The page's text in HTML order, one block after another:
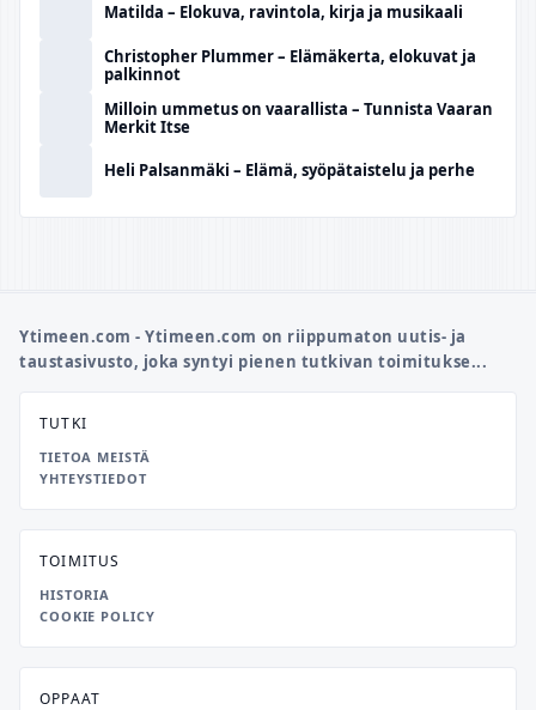
Matilda – Elokuva, ravintola, kirja ja musikaali
Christopher Plummer – Elämäkerta, elokuvat ja
palkinnot
Milloin ummetus on vaarallista – Tunnista Vaaran
Merkit Itse
Heli Palsanmäki – Elämä, syöpätaistelu ja perhe
Ytimeen.com - Ytimeen.com on riippumaton uutis- ja
taustasivusto, joka syntyi pienen tutkivan toimitukse...
TUTKI
TIETOA MEISTÄ
YHTEYSTIEDOT
TOIMITUS
HISTORIA
COOKIE POLICY
OPPAAT